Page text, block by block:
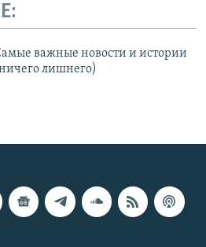
важные новости и истории
лишнего)